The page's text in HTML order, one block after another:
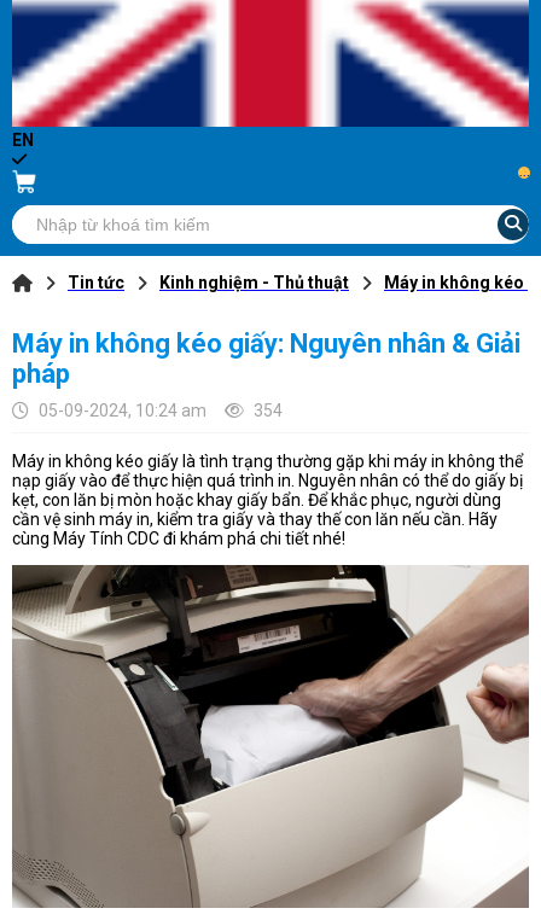
EN
...
Tin tức Kinh nghiệm - Thủ thuật Máy in không kéo
Máy in không kéo giấy: Nguyên nhân & Giải
pháp
05-09-2024, 10:24 am 354
Máy in không kéo giấy là tình trạng thường gặp khi máy in không thể
nạp giấy vào để thực hiện quá trình in. Nguyên nhân có thể do giấy bị
kẹt, con lăn bị mòn hoặc khay giấy bẩn. Để khắc phục, người dùng
cần vệ sinh máy in, kiểm tra giấy và thay thế con lăn nếu cần. Hãy
cùng Máy Tính CDC đi khám phá chi tiết nhé!